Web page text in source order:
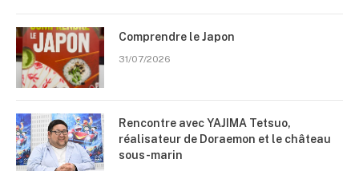
Comprendre le Japon
31/07/2026
Rencontre avec YAJIMA Tetsuo,
réalisateur de Doraemon et le château
sous-marin